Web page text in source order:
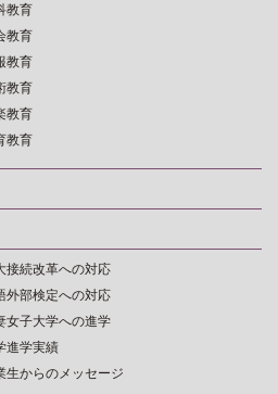
教育
教育
教育
教育
教育
教育
接続改革への対応
外部検定への対応
女子大学への進学
進学実績
生からのメッセージ